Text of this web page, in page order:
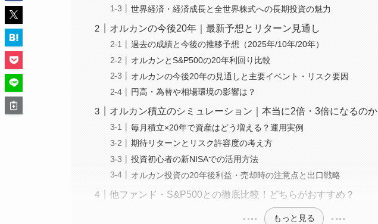
世界経済・経済成長と全世界株式への長期投資の魅力
オルカンの今後20年｜最新予想とリターン見通し
過去の成績と今後の推移予想（2025年/10年/20年）
オルカンとS&P500の20年利回り比較
オルカンの今後20年の見通しと主要イベント・リスク要因
円高・為替や相場環境の影響は？
オルカン積立のシミュレーション｜本当に2倍・3倍になるのか
毎月積立×20年で資産はどう増える？運用実例
期待リターンとリスク許容度の考え方
投資初心者の新NISAでの活用方法
オルカン投資の20年後利益・売却時の注意点と出口戦略
他ファンド・S&P500との徹底比較！どちらがおすすめ？
もっと見る